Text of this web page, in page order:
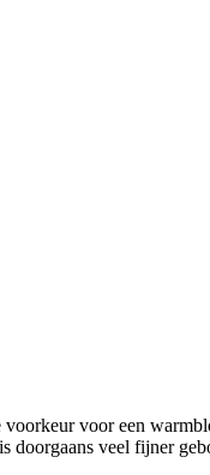
voor een
doorgaans veel fijner